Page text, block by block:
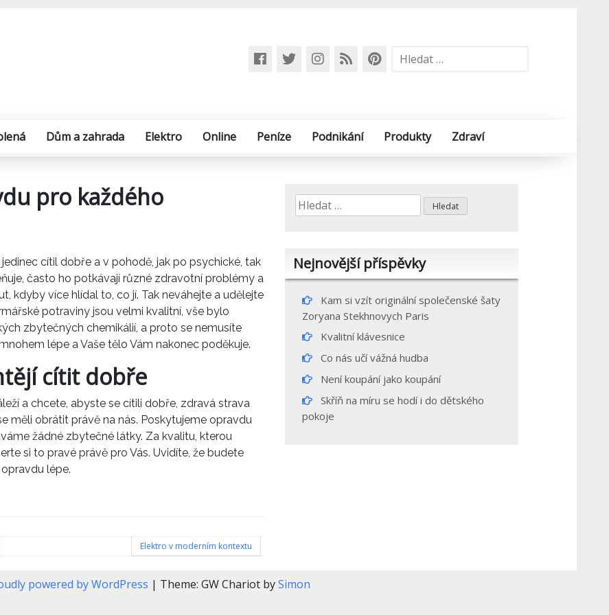
Vyhledávání
Dům a zahrada Elektro Online Peníze Podnikání Produkty Zdraví
pro každého
cítil dobře a v pohodě, jak po psychické, tak
často ho potkávají různé zdravotní problémy a
kdyby více hlídal to, co jí. Tak neváhejte a udělejte
potraviny jsou velmi kvalitní, vše bylo
zbytečných chemikálií, a proto se nemusíte
lépe a Vaše tělo Vám nakonec poděkuje.
cítit dobře
a chcete, abyste se cítili dobře, zdravá strava
měli obrátit právě na nás. Poskytujeme opravdu
žádné zbytečné látky. Za kvalitu, kterou
si to pravé právě pro Vás. Uvidíte, že budete
lépe.
Elektro v moderním kontextu
Vyhledávání
Nejnovější příspěvky
Kam si vzít originální společenské šaty
Zoryana Stekhnovych Paris
Kvalitní klávesnice
Co nás učí vážná hudba
Není koupání jako koupání
Skříň na míru se hodí i do dětského
pokoje
powered by WordPress | Theme: GW Chariot bySimon